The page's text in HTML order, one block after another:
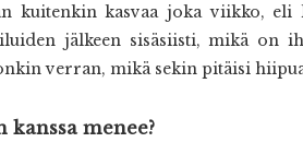
kuitenkin kasvaa joka viikko,
jälkeen sisäsiisti, mikä on
verran, mikä sekin pitäisi
menee?